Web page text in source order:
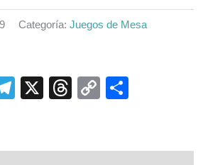
Categoría: Juegos de Mesa
Telegram
X Threads
Copy